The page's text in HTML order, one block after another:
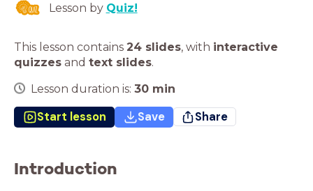
Lesson by Quiz!
This lesson contains 24 slides, with interactive
quizzes and text slides.
Lesson duration is: 30 min
Start lesson Save Share
Introduction